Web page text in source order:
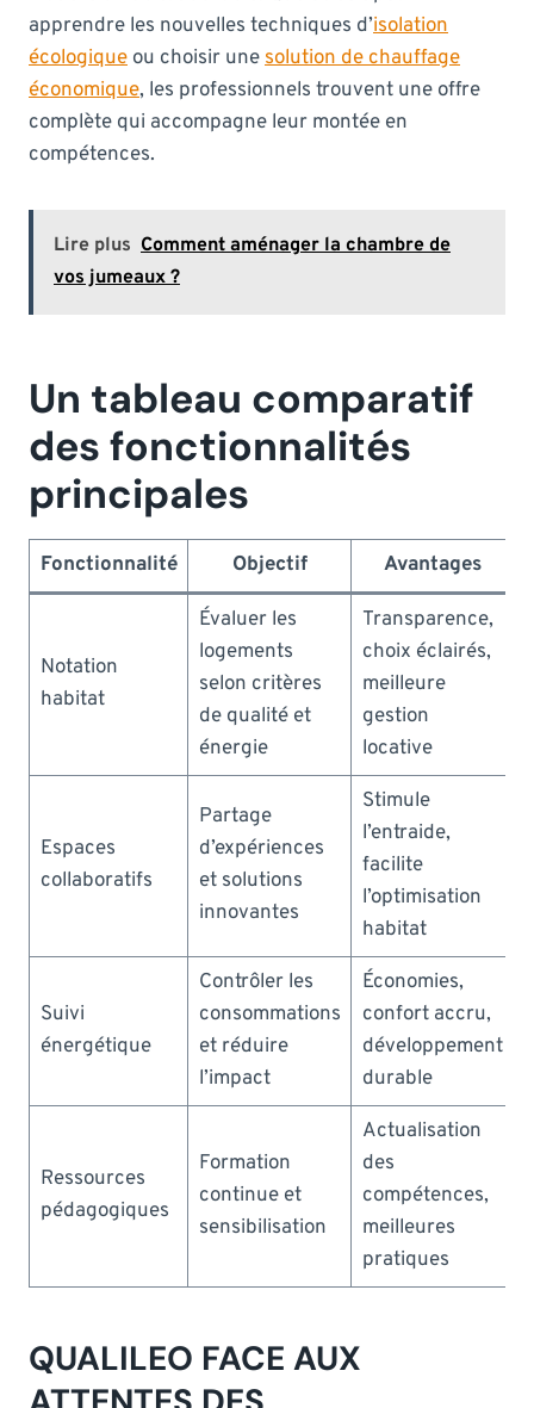
apprendre les nouvelles techniques d’isolation
écologique ou choisir unesolution de chauffage
économique, les professionnels trouvent une offre
complète qui accompagne leur montée en
compétences.
Lire plus Comment aménager la chambre de
vos jumeaux ?
Un tableau comparatif
des fonctionnalités
principales
Fonctionnalité Objectif Avantages
Notation
habitat
Évaluer les
logements
selon critères
de qualité et
énergie
Transparence,
choix éclairés,
meilleure
gestion
locative
Espaces
collaboratifs
Partage
d’expériences
et solutions
innovantes
Stimule
l’entraide,
facilite
l’optimisation
habitat
Suivi
énergétique
Contrôler les
consommations
et réduire
l’impact
Économies,
confort accru,
développement
durable
Ressources
pédagogiques
Formation
continue et
sensibilisation
Actualisation
des
compétences,
meilleures
pratiques
QUALILEO FACE AUX